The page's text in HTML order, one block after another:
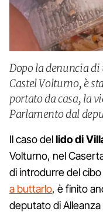
Dopo la denuncia
Castel Volturno, è
portato da casa, la
Parlamento dal
Il caso dellido di
Volturno, nel
di introdurre del
a buttarlo, è finito
deputato di